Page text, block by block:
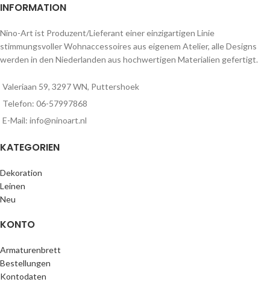
INFORMATION
Nino-Art ist Produzent/Lieferant einer einzigartigen Linie
stimmungsvoller Wohnaccessoires aus eigenem Atelier, alle Designs
werden in den Niederlanden aus hochwertigen Materialien gefertigt.
Valeriaan 59, 3297 WN, Puttershoek
Telefon: 06-57997868
E-Mail: info@ninoart.nl
KATEGORIEN
Dekoration
Leinen
Neu
KONTO
Armaturenbrett
Bestellungen
Kontodaten